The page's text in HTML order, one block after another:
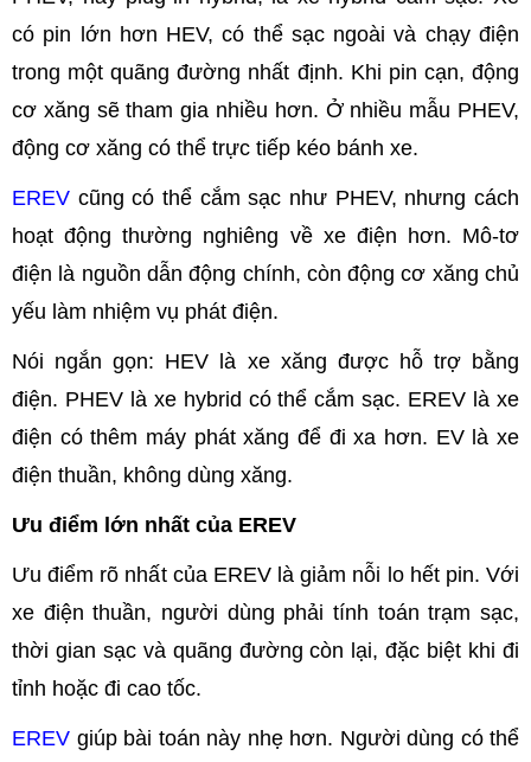
có pin lớn hơn HEV, có thể sạc ngoài và chạy điện
trong một quãng đường nhất định. Khi pin cạn, động
cơ xăng sẽ tham gia nhiều hơn. Ở nhiều mẫu PHEV,
động cơ xăng có thể trực tiếp kéo bánh xe.
EREV cũng có thể cắm sạc như PHEV, nhưng cách
hoạt động thường nghiêng về xe điện hơn. Mô-tơ
điện là nguồn dẫn động chính, còn động cơ xăng chủ
yếu làm nhiệm vụ phát điện.
Nói ngắn gọn: HEV là xe xăng được hỗ trợ bằng
điện. PHEV là xe hybrid có thể cắm sạc. EREV là xe
điện có thêm máy phát xăng để đi xa hơn. EV là xe
điện thuần, không dùng xăng.
Ưu điểm lớn nhất của EREV
Ưu điểm rõ nhất của EREV là giảm nỗi lo hết pin. Với
xe điện thuần, người dùng phải tính toán trạm sạc,
thời gian sạc và quãng đường còn lại, đặc biệt khi đi
tỉnh hoặc đi cao tốc.
EREV giúp bài toán này nhẹ hơn. Người dùng có thể